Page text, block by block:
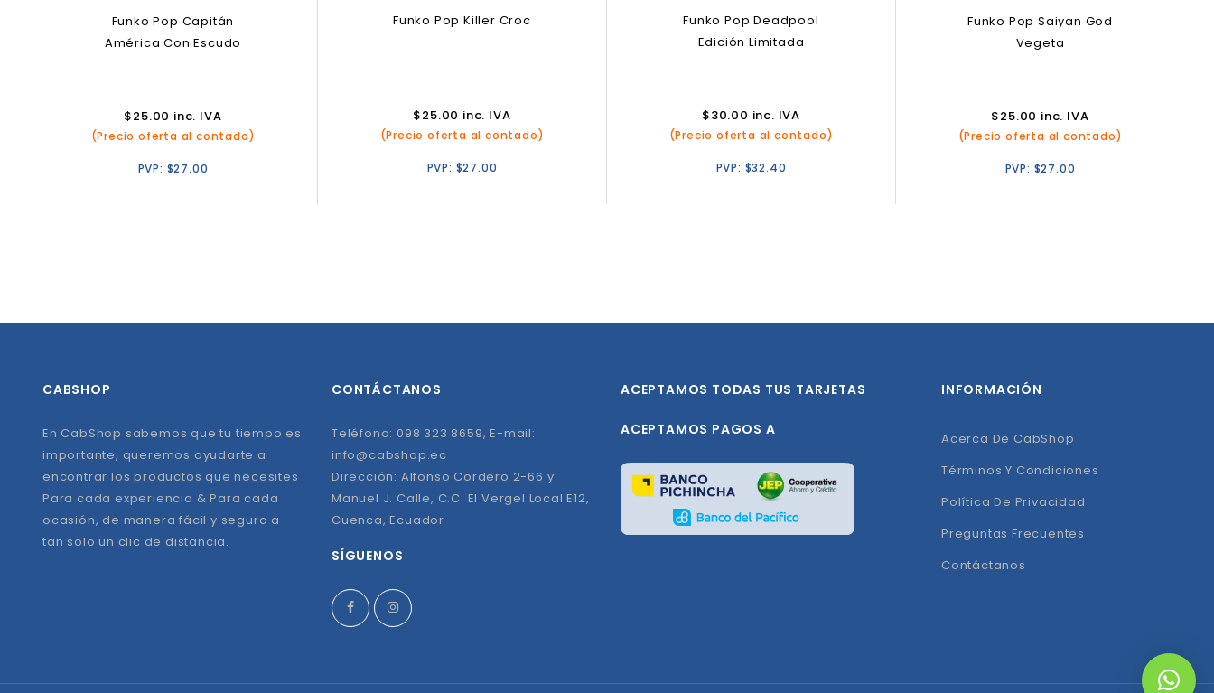
Funko Pop Capitán
América Con Escudo
$25.00 inc. IVA
(Precio oferta al contado)
PVP: $27.00
Funko Pop Killer Croc
$25.00 inc. IVA
(Precio oferta al contado)
PVP: $27.00
Funko Pop Deadpool
Edición Limitada
$30.00 inc. IVA
(Precio oferta al contado)
PVP: $32.40
Funko Pop Saiyan God
Vegeta
$25.00 inc. IVA
(Precio oferta al contado)
PVP: $27.00
CABSHOP
En CabShop sabemos que tu tiempo es
importante, queremos ayudarte a
encontrar los productos que necesites
Para cada experiencia & Para cada
ocasión, de manera fácil y segura a
tan solo un clic de distancia.
CONTÁCTANOS
Teléfono: 098 323 8659, E-mail:
info@cabshop.ec
Dirección: Alfonso Cordero 2-66 y
Manuel J. Calle, C.C. El Vergel Local E12,
Cuenca, Ecuador
SÍGUENOS
ACEPTAMOS TODAS TUS TARJETAS
ACEPTAMOS PAGOS A
INFORMACIÓN
Acerca De CabShop
Términos Y Condiciones
Política De Privacidad
Preguntas Frecuentes
Contáctanos